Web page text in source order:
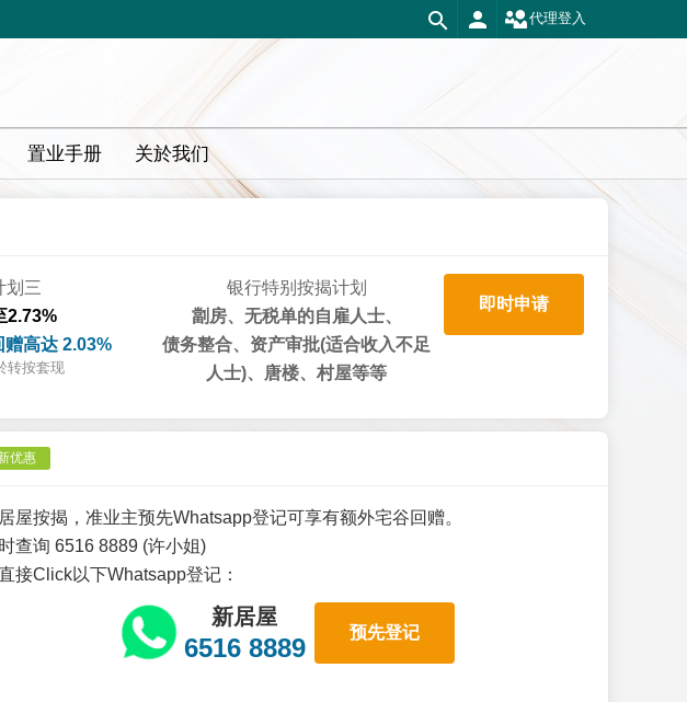
代理登入
置业手册 关於我们
划三
2.73%
赠高达 2.03%
转按套现
银行特别按揭计划
劏房、无税单的自雇人士、
债务整合、资产审批(适合收入不足
人士)、唐楼、村屋等等
即时申请
优惠
屋按揭，准业主预先Whatsapp登记可享有额外宅谷回赠。
查询 6516 8889 (许小姐)
接Click以下Whatsapp登记：
新居屋
6516 8889
预先登记